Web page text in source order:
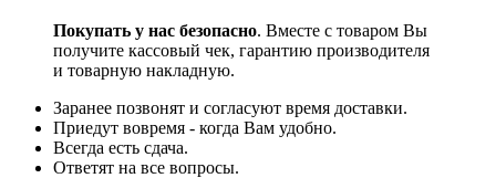
Покупать у нас безопасно. Вместе с товаром Вы
получите кассовый чек, гарантию производителя
и товарную накладную.
Заранее позвонят и согласуют время доставки.
Приедут вовремя - когда Вам удобно.
Всегда есть сдача.
Ответят на все вопросы.